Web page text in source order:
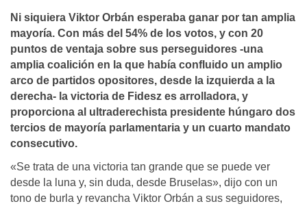
Ni siquiera Viktor Orbán esperaba ganar por tan amplia
mayoría. Con más del 54% de los votos, y con 20
puntos de ventaja sobre sus perseguidores -una
amplia coalición en la que había confluido un amplio
arco de partidos opositores, desde la izquierda a la
derecha- la victoria de Fidesz es arrolladora, y
proporciona al ultraderechista presidente húngaro dos
tercios de mayoría parlamentaria y un cuarto mandato
consecutivo.
«Se trata de una victoria tan grande que se puede ver
desde la luna y, sin duda, desde Bruselas», dijo con un
tono de burla y revancha Viktor Orbán a sus seguidores,